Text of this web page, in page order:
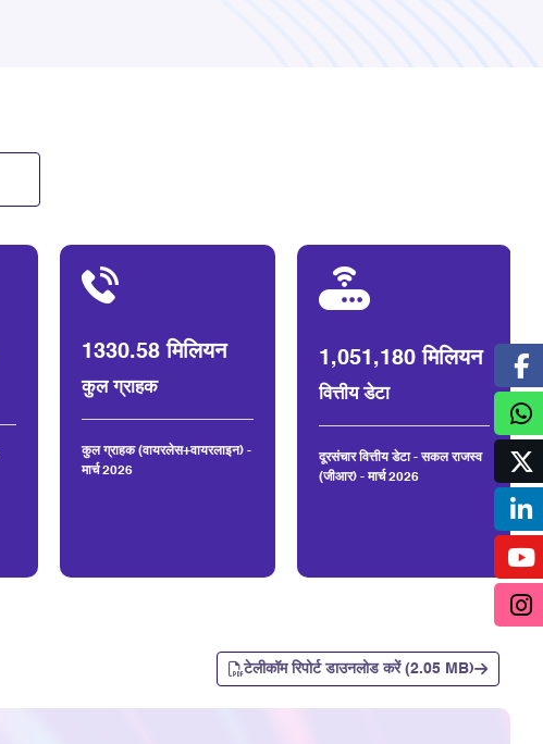
1330.58 मिलियन
कुल ग्राहक
कुल ग्राहक (वायरलेस+वायरलाइन) -
मार्च 2026
1,051,180 मिलियन
वित्तीय डेटा
दूरसंचार वित्तीय डेटा - सकल राजस्व
(जीआर) - मार्च 2026
टेलीकॉम रिपोर्ट डाउनलोड करें (2.05 MB)